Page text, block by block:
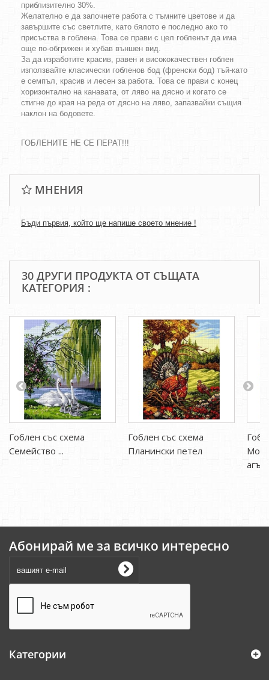
приблизително 30%.
Желателно е да започнете работа с тъмните цветове и да
завършите със светлите, като бялото е последно ако то
присъства в гоблена. Това се прави с цел гобленът да има
още по-обгрижен и хубав външен вид.
За да изработите красив, равен и висококачествен гоблен
използвайте класически гобленов бод (френски бод) тъй-като
е семпъл, красив и лесен за работа. Това се прави с конец
хоризонтално на канавата, от ляво на дясно и когато се
стигне до края на реда от дясно на ляво, запазвайки същия
наклон на бодовете.
ГОБЛЕНИТЕ НЕ СЕ ПЕРАТ!!!
МНЕНИЯ
Бъди първия, който ще напише своето мнение !
30 ДРУГИ ПРОДУКТА ОТ СЪЩАТА
КАТЕГОРИЯ :
Гоблен със схема
Семейство ...
Гоблен със схема
Планински петел
Абонирай ме за всичко интересно
Категории